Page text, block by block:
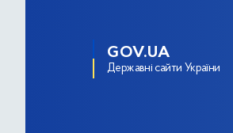
GOV.UA
Державні сайти України